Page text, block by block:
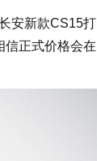
安新款CS15打
信正式价格会在